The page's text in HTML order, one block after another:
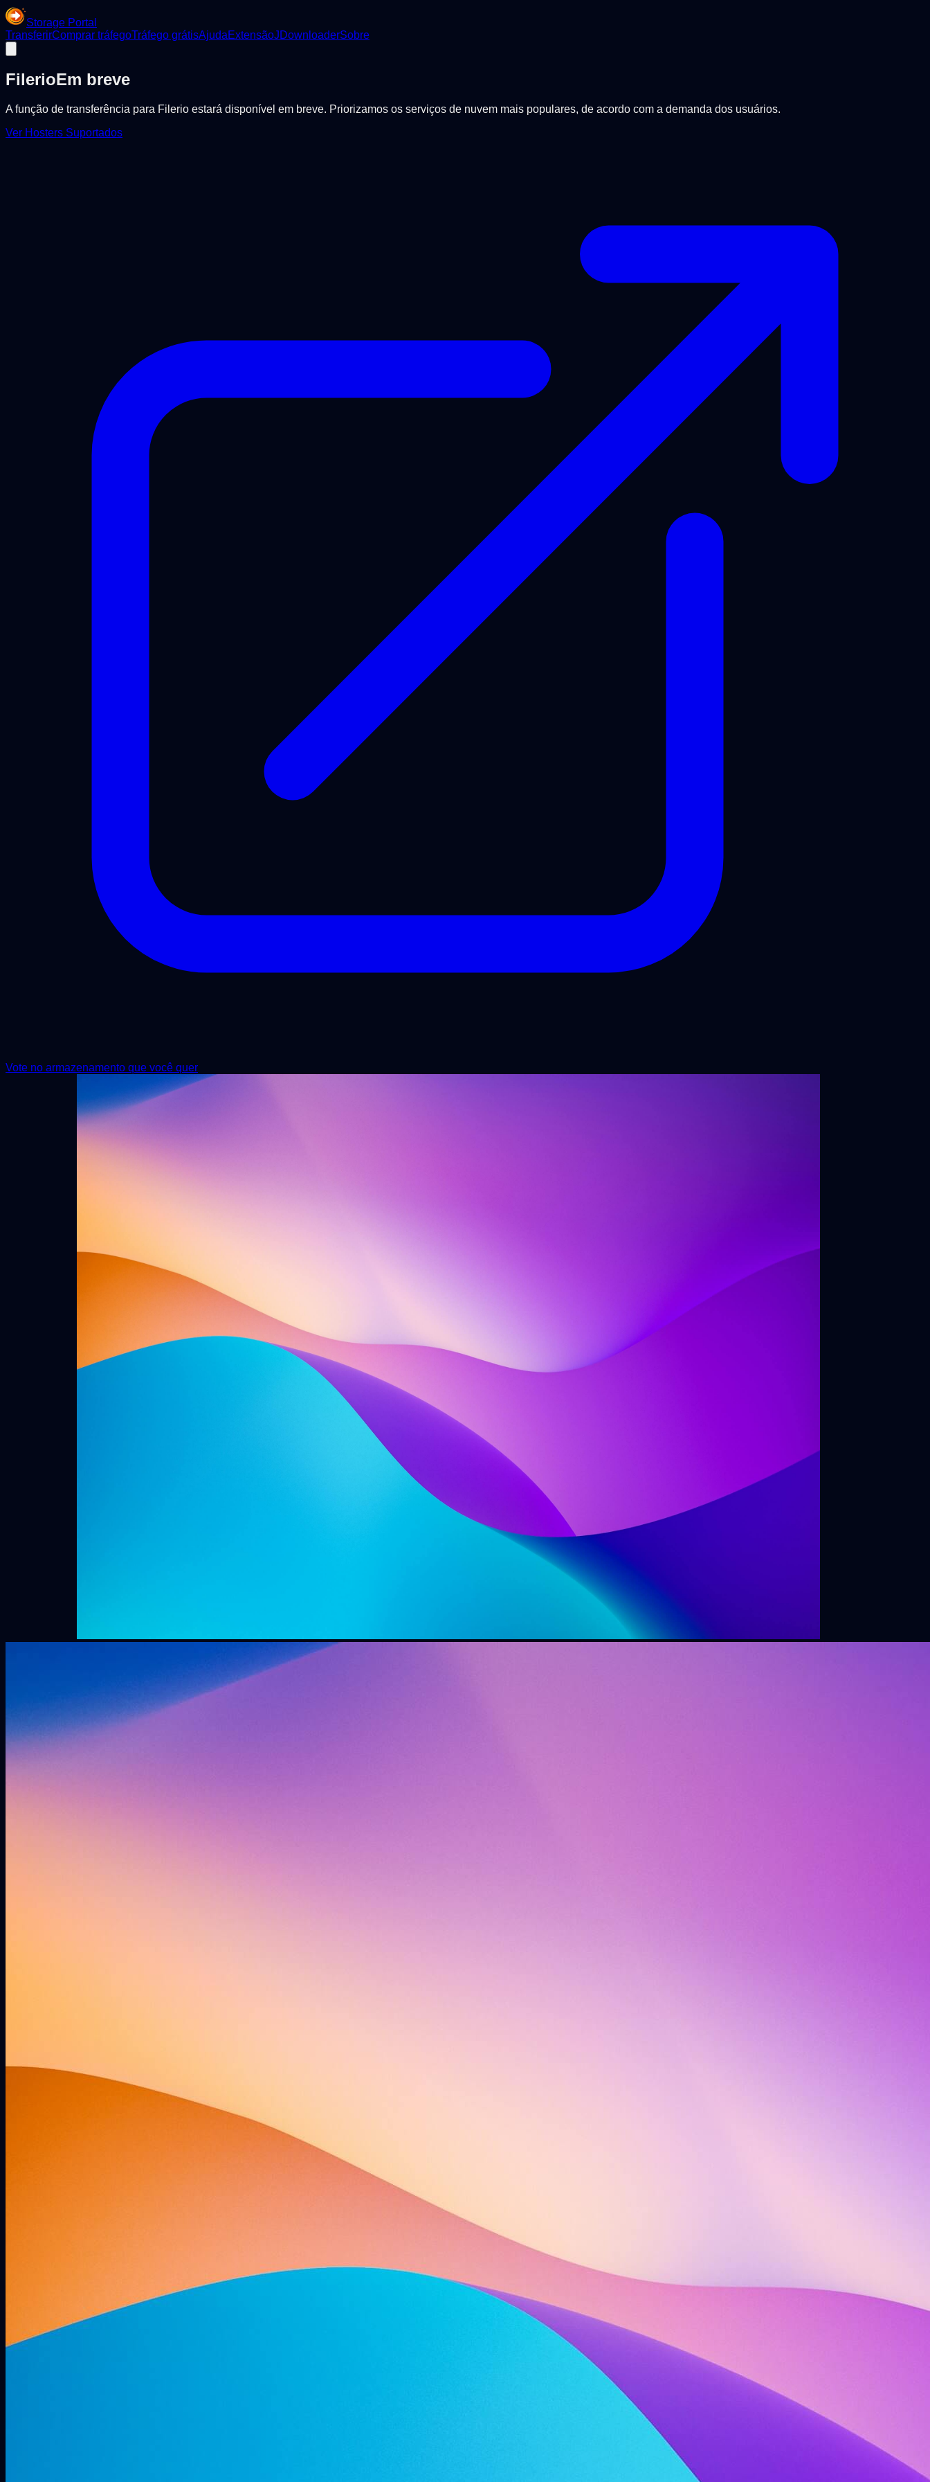
Storage Portal
TransferirComprar tráfegoTráfego grátisAjudaExtensãoJDownloaderSobre
FilerioEm breve
A função de transferência para Filerio estará disponível em breve. Priorizamos os serviços de nuvem mais populares, de acordo com a demanda dos usuários.
Ver Hosters Suportados
Vote no armazenamento que você quer